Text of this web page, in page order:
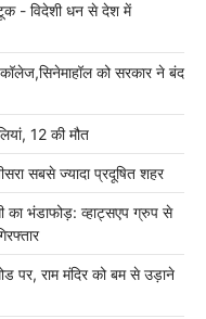
- विदेशी धन से देश में
को सरकार ने बंद
12 की मौत
सबसे ज्यादा प्रदूषित शहर
का भंडाफोड़: व्हाट्सएप ग्रुप से
पर, राम मंदिर को बम से उड़ाने